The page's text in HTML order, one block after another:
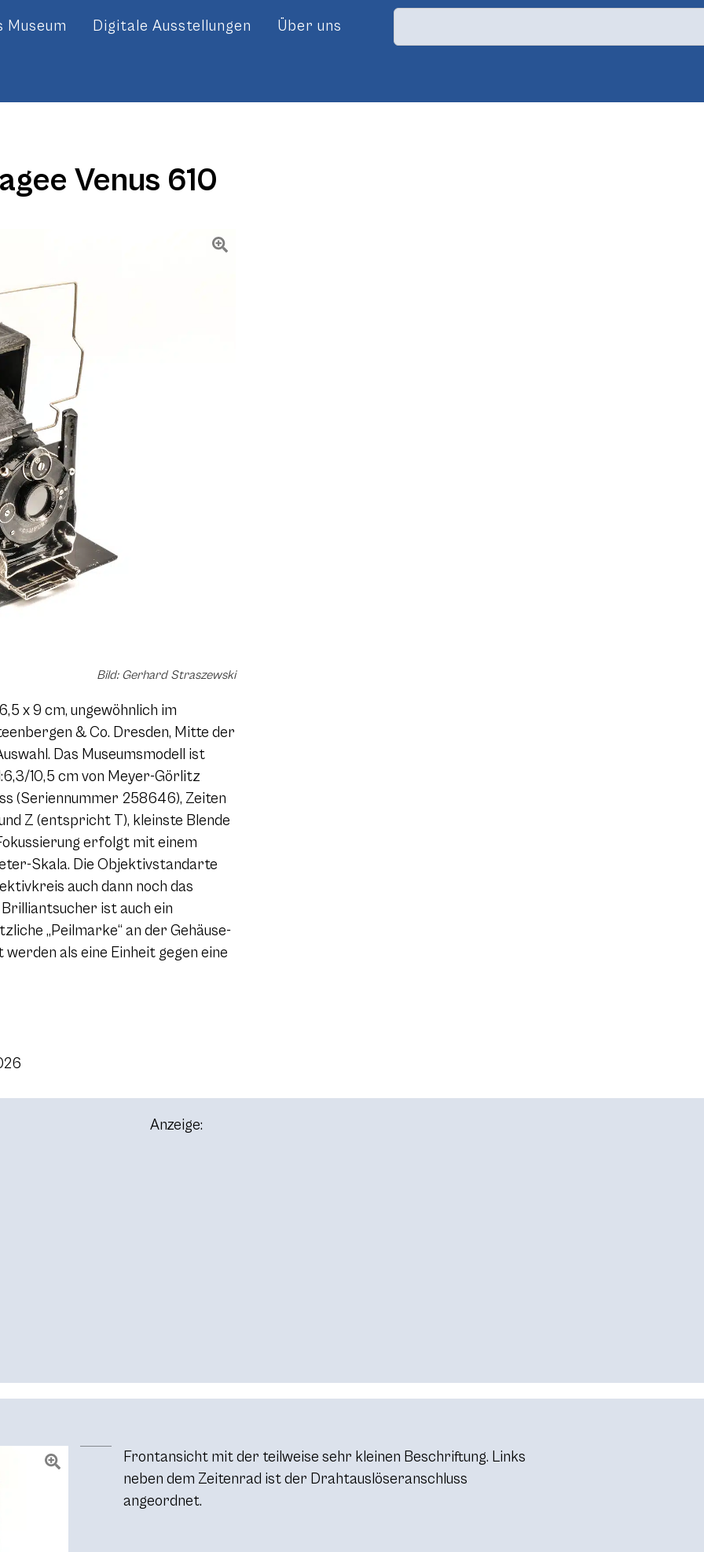
Digitale Ausstellungen Über uns
Venus 610
Bild: Gerhard Straszewski
6,5 x 9 cm, ungewöhnlich im
& Co. Dresden, Mitte der
Das Museumsmodell ist
10,5 cm von Meyer-Görlitz
(Seriennummer 258646), Zeiten
Z (entspricht T), kleinste Blende
erfolgt mit einem
Skala. Die Objektivstandarte
auch dann noch das
ist auch ein
„Peilmarke“ an der Gehäuse-
als eine Einheit gegen eine
Anzeige:
Frontansicht mit der teilweise sehr kleinen Beschriftung. Links
neben dem Zeitenrad ist der Drahtauslöseranschluss
angeordnet.